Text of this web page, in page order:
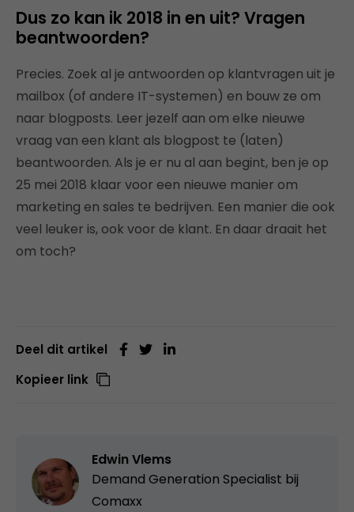
Dus zo kan ik 2018 in en uit? Vragen
beantwoorden?
Precies. Zoek al je antwoorden op klantvragen uit je
mailbox (of andere IT-systemen) en bouw ze om
naar blogposts. Leer jezelf aan om elke nieuwe
vraag van een klant als blogpost te (laten)
beantwoorden. Als je er nu al aan begint, ben je op
25 mei 2018 klaar voor een nieuwe manier om
marketing en sales te bedrijven. Een manier die ook
veel leuker is, ook voor de klant. En daar draait het
om toch?
Deel dit artikel
Kopieer link
Edwin Vlems
Demand Generation Specialist bij
Comaxx